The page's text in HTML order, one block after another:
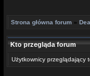
Strona główna forum »
Kto przegląda forum
Użytkownicy przeglądający